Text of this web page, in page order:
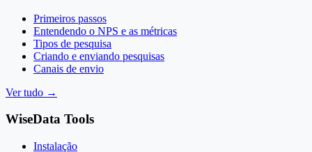
Primeiros passos
Entendendo o NPS e as métricas
Tipos de pesquisa
Criando e enviando pesquisas
Canais de envio
Ver tudo →
WiseData Tools
Instalação